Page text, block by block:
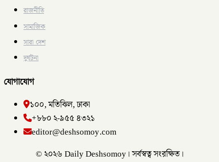
রাজনীতি
সামাজিক
সারা দেশ
দুর্ঘটনা
যোগাযোগ
১০০, মতিঝিল, ঢাকা
+৮৮০ ২-৯৫৫ ৪৩২১
editor@deshsomoy.com
© ২০২৬ Daily Deshsomoy। সর্বস্বত্ব সংরক্ষিত।